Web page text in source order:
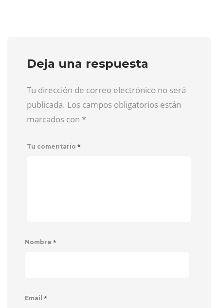
Deja una respuesta
Tu dirección de correo electrónico no será
publicada. Los campos obligatorios están
marcados con *
Tu comentario *
Nombre *
Email *